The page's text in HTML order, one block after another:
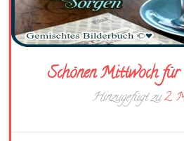
Schönen Mittwoch für
Hinzugefügt zu2.